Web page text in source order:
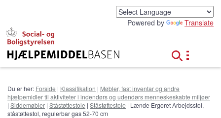
Powered by Translate
Du er her: Forside | Klassifikation | Møbler, fast inventar og andre
hjælpemidler til aktiviteter i indendørs og udendørs menneskeskabte miljøer
| Siddemøbler | Ståstøttestole | Ståstøttestole | Lænde Ergoret Arbejdsstol,
ståstøttestol, regulerbar gas 52-70 cm